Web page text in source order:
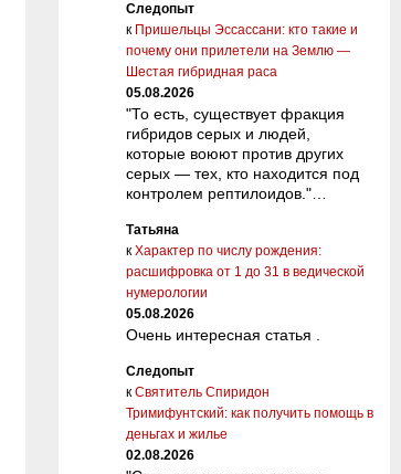
Следопыт
к Пришельцы Эссассани: кто такие и
почему они прилетели на Землю —
Шестая гибридная раса
05.08.2026
"То есть, существует фракция
гибридов серых и людей,
которые воюют против других
серых — тех, кто находится под
контролем рептилоидов."…
Татьяна
к Характер по числу рождения:
расшифровка от 1 до 31 в ведической
нумерологии
05.08.2026
Очень интересная статья .
Следопыт
к Святитель Спиридон
Тримифунтский: как получить помощь в
деньгах и жилье
02.08.2026